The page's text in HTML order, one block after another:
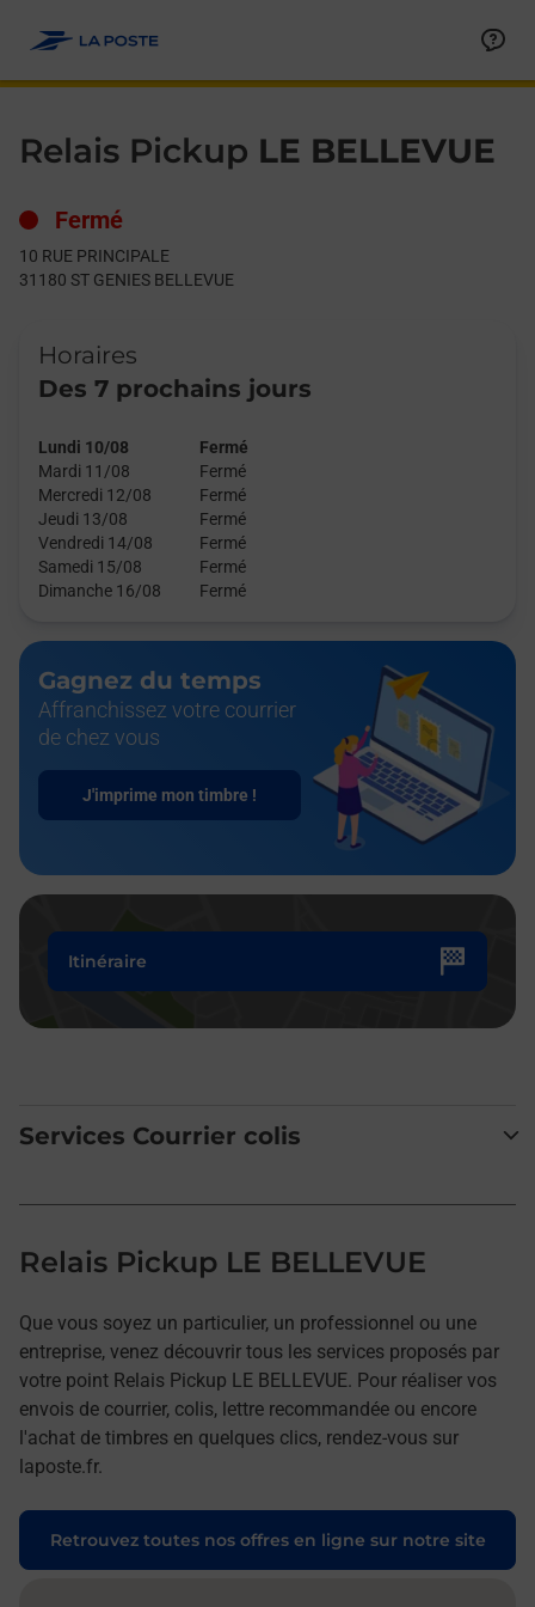
Relais Pickup LE BELLEVUE
Fermé
10 RUE PRINCIPALE
31180 ST GENIES BELLEVUE
Horaires
Des 7 prochains jours
Lundi 10/08
Fermé
Mardi 11/08
Fermé
Mercredi 12/08
Fermé
Jeudi 13/08
Fermé
Vendredi 14/08
Fermé
Samedi 15/08
Fermé
Dimanche 16/08
Fermé
Gagnez du temps
Affranchissez votre courrier
de chez vous
J'imprime mon timbre !
Itinéraire
Services Courrier colis
Relais Pickup LE BELLEVUE
Que vous soyez un particulier, un professionnel ou une
entreprise, venez découvrir tous les services proposés par
votre point Relais Pickup LE BELLEVUE. Pour réaliser vos
envois de courrier, colis, lettre recommandée ou encore
l'achat de timbres en quelques clics, rendez-vous sur
laposte.fr.
Retrouvez toutes nos offres en ligne sur notre site